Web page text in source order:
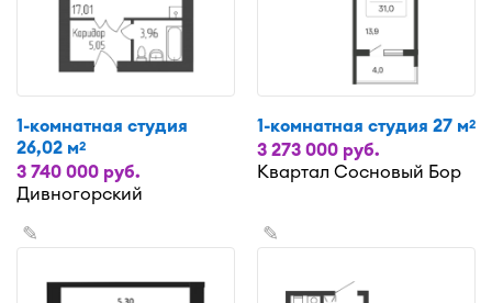
1-комнатная студия
26,02 м2
3 740 000 руб.
Дивногорский
1-комнатная студия 27 м2
3 273 000 руб.
Квартал Сосновый Бор
✎ ✎